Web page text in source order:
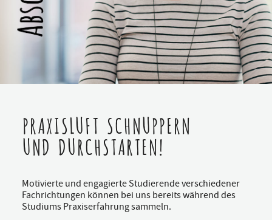
PRAXISLUFT SCHNUPPERN
UND DURCHSTARTEN!
Motivierte und engagierte Studierende verschiedener
Fachrichtungen können bei uns bereits während des
Studiums Praxiserfahrung sammeln.